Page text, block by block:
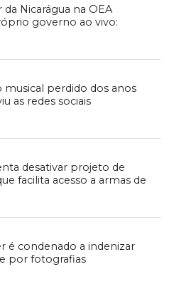
Nicarágua na OEA
governo ao vivo:
musical perdido dos anos
as redes sociais
desativar projeto de
facilita acesso a armas de
é condenado a indenizar
por fotografias